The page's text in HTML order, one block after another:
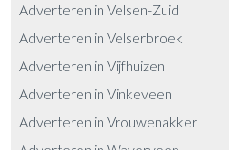
Adverteren in Velsen-Zuid
Adverteren in Velserbroek
Adverteren in Vijfhuizen
Adverteren in Vinkeveen
Adverteren in Vrouwenakker